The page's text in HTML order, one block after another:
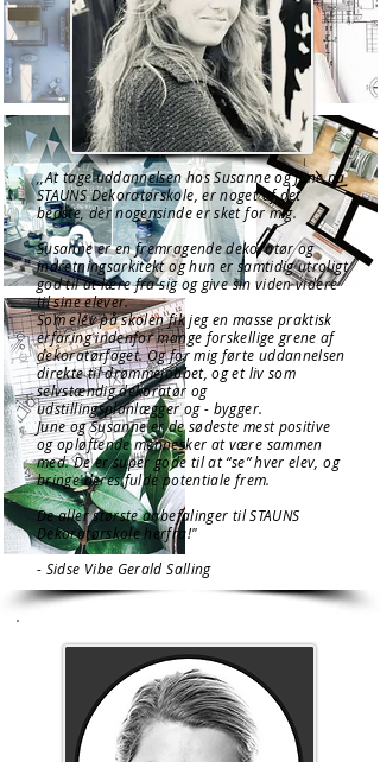
,,At tage uddannelsen hos Susanne og June på
STAUNS Dekoratørskole, er noget af det
bedste, der nogensinde er sket for mig.
Susanne er en fremragende dekoratør og
indretningsarkitekt og hun er samtidig utroligt
god til at lære fra sig og give sin viden videre
til sine elever.
Som elev på skolen fik jeg en masse praktisk
erfaring indenfor mange forskellige grene af
dekoratørfaget. Og for mig førte uddannelsen
direkte til drømmejobbet, og et liv som
selvstændig dekoratør og
udstillingsplanlægger og - bygger.
June og Susanne er de sødeste mest positive
og opløftende mennesker at være sammen
med. De er super gode til at “se” hver elev, og
bringe deres fulde potentiale frem.
De aller største anbefalinger til STAUNS
Dekoratørskole herfra!"
- Sidse Vibe Gerald Salling